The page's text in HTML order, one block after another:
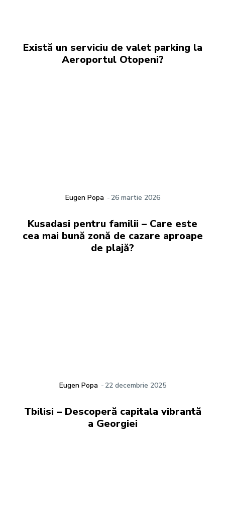
Există un serviciu de valet parking la
Aeroportul Otopeni?
Eugen Popa - 26 martie 2026
Kusadasi pentru familii – Care este
cea mai bună zonă de cazare aproape
de plajă?
Eugen Popa - 22 decembrie 2025
Tbilisi – Descoperă capitala vibrantă
a Georgiei